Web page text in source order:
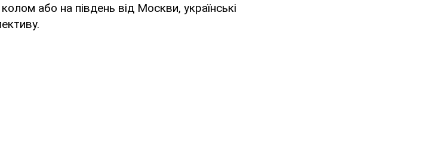
або на південь від Москви, українські